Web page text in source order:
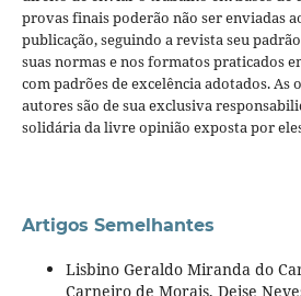
provas finais poderão não ser enviadas
publicação, seguindo a revista seu
suas normas e nos formatos praticados
com padrões de excelência adotados. As
autores são de sua exclusiva
solidária da livre opinião exposta por
Artigos Semelhantes
Lisbino Geraldo Miranda do
Carneiro de Morais, Deise